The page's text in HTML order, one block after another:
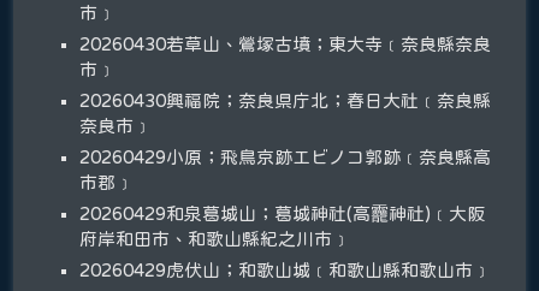
市﹞
20260430若草山、鶯塚古墳；東大寺﹝奈良縣奈良
市﹞
20260430興福院；奈良県庁北；春日大社﹝奈良縣
奈良市﹞
20260429小原；飛鳥京跡エビノコ郭跡﹝奈良縣高
市郡﹞
20260429和泉葛城山；葛城神社(高龗神社)﹝大阪
府岸和田市、和歌山縣紀之川市﹞
20260429虎伏山；和歌山城﹝和歌山縣和歌山市﹞